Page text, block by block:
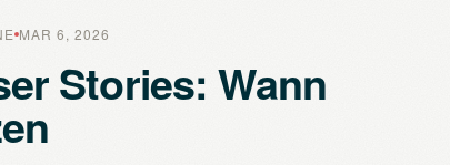
MAR 6, 2026
Stories: Wann